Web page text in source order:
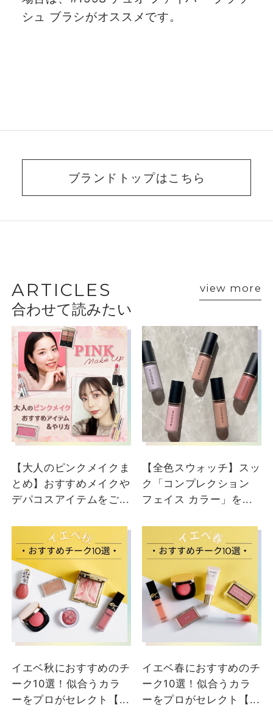
シュ ブラシがオススメです。
ブランドトップはこちら
VOICE
ショップスタッフ・ブランド担当者のおすす
めをご紹介
ARTICLES view more
合わせて読みたい
【大人のピンクメイクま
とめ】おすすめメイクや
デパコスアイテムをご...
【全色スウォッチ】スッ
ク「コンプレクション
フェイス カラー」を...
イエベ秋におすすめのチ
ーク10選！似合うカラ
ーをプロがセレクト【...
イエベ春におすすめのチ
ーク10選！似合うカラ
ーをプロがセレクト【...